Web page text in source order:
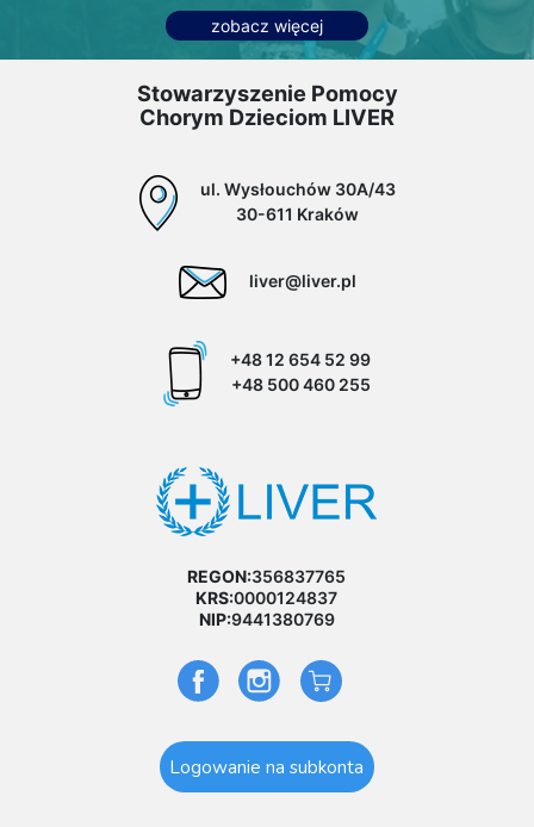
zobacz więcej
Stowarzyszenie Pomocy
Chorym Dzieciom LIVER
ul. Wysłouchów 30A/43
30-611 Kraków
liver@liver.pl
+48 12 654 52 99
+48 500 460 255
REGON:356837765
KRS:0000124837
NIP:9441380769
Logowanie na subkonta